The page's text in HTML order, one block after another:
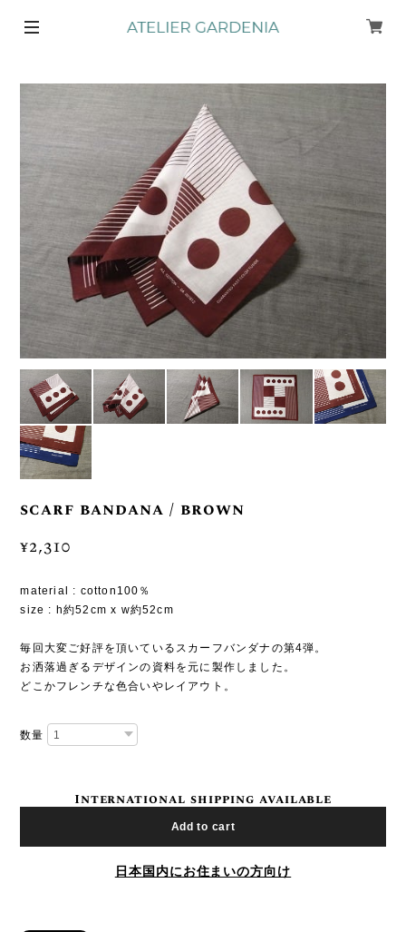
scarf bandana / brown
¥2,310
material : cotton100％
size : h約52cm x w約52cm
毎回大変ご好評を頂いているスカーフバンダナの第4弾。
お洒落過ぎるデザインの資料を元に製作しました。
どこかフレンチな色合いやレイアウト。
数量
International shipping available
Add to cart
日本国内にお住まいの方向け